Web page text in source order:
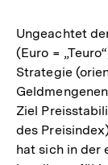
Ungeachtet
(Euro =
Strategie
Ziel
des
hat sich in der